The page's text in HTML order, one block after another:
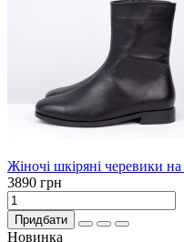
Жіночі шкіряні черевики
3890 грн
Придбати
Новинка